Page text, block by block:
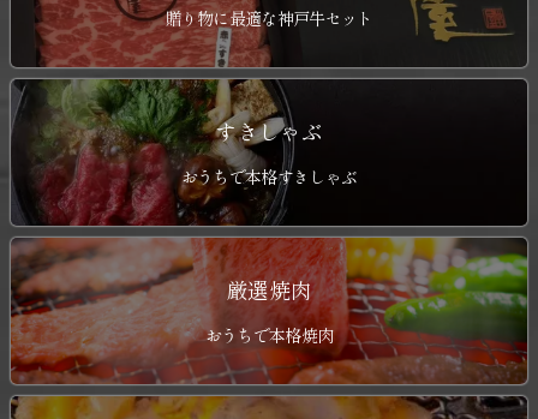
贈り物に最適な神戸牛セット
すきしゃぶ
おうちで本格すきしゃぶ
厳選焼肉
おうちで本格焼肉